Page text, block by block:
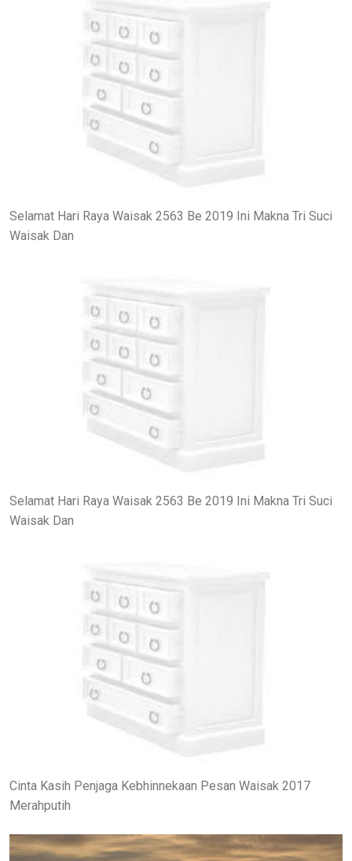
Selamat Hari Raya Waisak 2563 Be 2019 Ini Makna Tri Suci
Waisak Dan
Selamat Hari Raya Waisak 2563 Be 2019 Ini Makna Tri Suci
Waisak Dan
Cinta Kasih Penjaga Kebhinnekaan Pesan Waisak 2017
Merahputih